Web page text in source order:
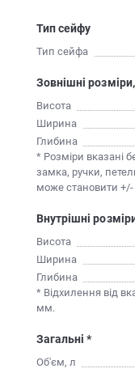
Тип сейфу
Тип сейфа
Зовнішні
Висота
Ширина
Глибина
* Розміри вказані
замка, ручки,
може становити
Внутрішні
Висота
Ширина
Глибина
* Відхилення від
мм.
Загальні *
Об'єм, л